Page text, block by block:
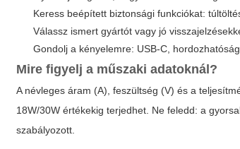
Keress beépített biztonsági funkciókat:
Válassz ismert gyártót vagy jó
Gondolj a kényelemre: USB-C,
Mire figyelj a műszaki adatoknál?
A névleges áram (A), feszültség (V) és a
18W/30W értékekig terjedhet. Ne feledd: a
szabályozott.